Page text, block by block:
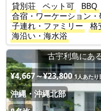
貸別荘
ペット可 BBQ
合宿・ワーケーション
子連れ・ファミリー
格
海沿い・海水浴
古宇利島にあ
¥4,667～¥23,800 1人あたり
沖縄・沖縄北部